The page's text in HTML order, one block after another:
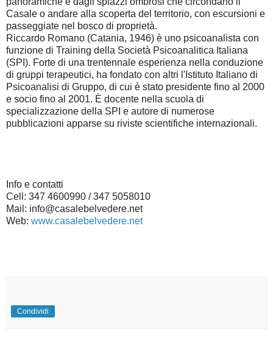
Casale o andare alla scoperta del territorio, con escursioni e
passeggiate nel bosco di proprietà.
Riccardo Romano (Catania, 1946) è uno psicoanalista con
funzione di Training della Società Psicoanalitica Italiana
(SPI). Forte di una trentennale esperienza nella conduzione
di gruppi terapeutici, ha fondato con altri l'Istituto Italiano di
Psicoanalisi di Gruppo, di cui è stato presidente fino al 2000
e socio fino al 2001. È docente nella scuola di
specializzazione della SPI e autore di numerose
pubblicazioni apparse su riviste scientifiche internazionali.
Info e contatti
Cell: 347 4600990 / 347 5058010
Mail: info@casalebelvedere.net
Web: www.casalebelvedere.net
Condividi